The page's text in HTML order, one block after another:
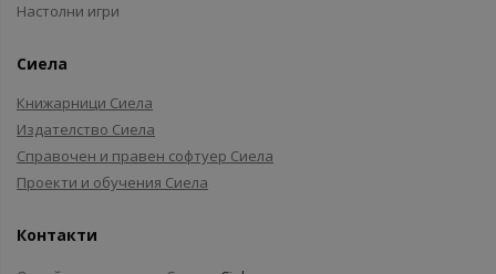
Настолни игри
Сиела
Книжарници Сиела
Издателство Сиела
Справочен и правен софтуер Сиела
Проекти и обучения Сиела
Контакти